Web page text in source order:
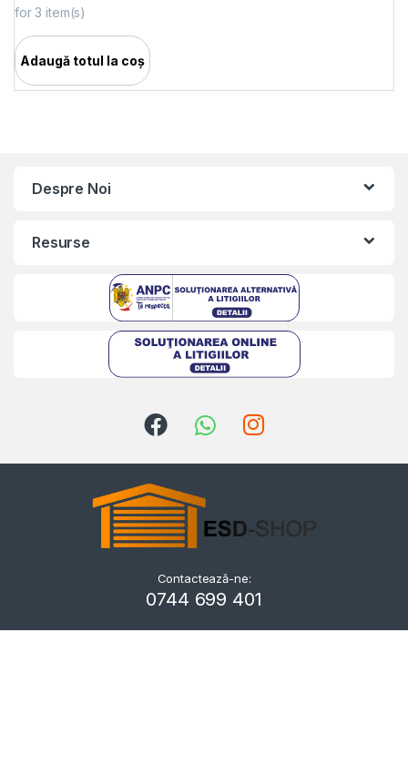
for3 item(s)
Adaugă totul la coș
Despre Noi
Resurse
Kriszta
Typically replies within a day
Contactează-ne:
0744 699 401